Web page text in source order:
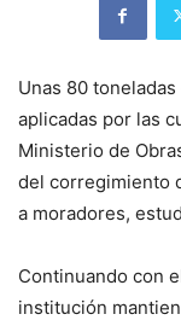
Unas 80
aplicadas por las
Ministerio de
del corregimiento
a moradores,
Continuando con
institución